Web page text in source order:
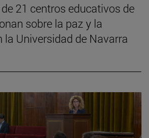
21 centros educativos de
sobre la paz y la
la Universidad de Navarra